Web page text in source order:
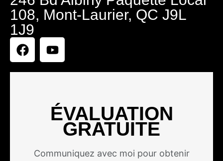
108, Mont-Laurier, QC J9L
1J9
ÉVALUATION
GRATUITE
Communiquez avec moi pour obtenir